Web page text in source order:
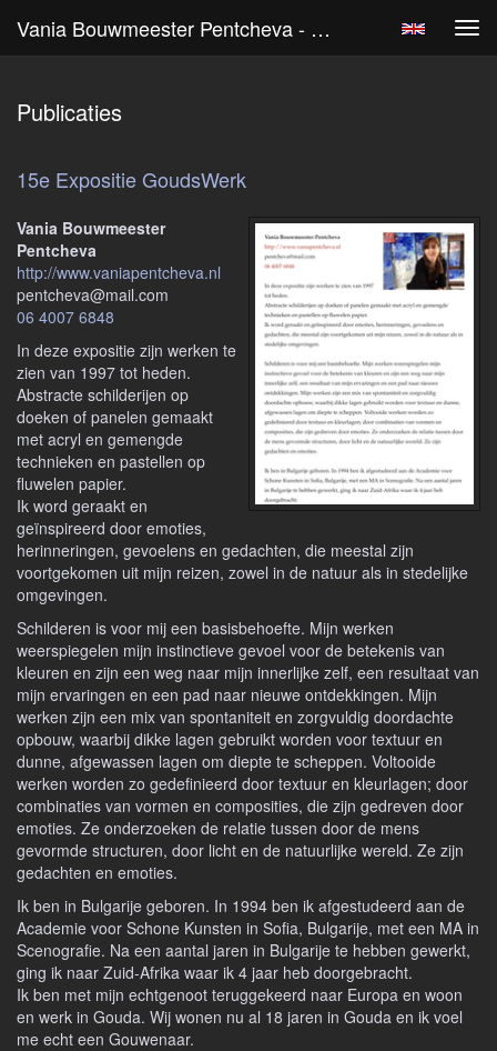
Vania Bouwmeester Pentcheva - Publicaties
Publicaties
15e Expositie GoudsWerk
Vania Bouwmeester
Pentcheva
http://www.vaniapentcheva.nl
pentcheva@mail.com
06 4007 6848
In deze expositie zijn werken te
zien van 1997 tot heden.
Abstracte schilderijen op
doeken of panelen gemaakt
met acryl en gemengde
technieken en pastellen op
fluwelen papier.
Ik word geraakt en
geïnspireerd door emoties,
herinneringen, gevoelens en gedachten, die meestal zijn
voortgekomen uit mijn reizen, zowel in de natuur als in stedelijke
omgevingen.
Schilderen is voor mij een basisbehoefte. Mijn werken
weerspiegelen mijn instinctieve gevoel voor de betekenis van
kleuren en zijn een weg naar mijn innerlijke zelf, een resultaat van
mijn ervaringen en een pad naar nieuwe ontdekkingen. Mijn
werken zijn een mix van spontaniteit en zorgvuldig doordachte
opbouw, waarbij dikke lagen gebruikt worden voor textuur en
dunne, afgewassen lagen om diepte te scheppen. Voltooide
werken worden zo gedefinieerd door textuur en kleurlagen; door
combinaties van vormen en composities, die zijn gedreven door
emoties. Ze onderzoeken de relatie tussen door de mens
gevormde structuren, door licht en de natuurlijke wereld. Ze zijn
gedachten en emoties.
Ik ben in Bulgarije geboren. In 1994 ben ik afgestudeerd aan de
Academie voor Schone Kunsten in Sofia, Bulgarije, met een MA in
Scenografie. Na een aantal jaren in Bulgarije te hebben gewerkt,
ging ik naar Zuid-Afrika waar ik 4 jaar heb doorgebracht.
Ik ben met mijn echtgenoot teruggekeerd naar Europa en woon
en werk in Gouda. Wij wonen nu al 18 jaren in Gouda en ik voel
me echt een Gouwenaar.